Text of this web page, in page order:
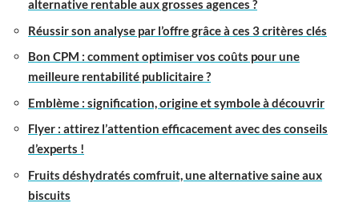
alternative rentable aux grosses agences ?
Réussir son analyse par l’offre grâce à ces 3 critères clés
Bon CPM : comment optimiser vos coûts pour une
meilleure rentabilité publicitaire ?
Emblème : signification, origine et symbole à découvrir
Flyer : attirez l’attention efficacement avec des conseils
d’experts !
Fruits déshydratés comfruit, une alternative saine aux
biscuits